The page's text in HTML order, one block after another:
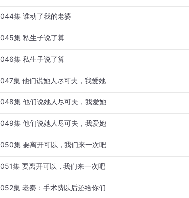
044集 谁动了我的老婆
045集 私生子说了算
046集 私生子说了算
047集 他们说她人尽可夫，我爱她
048集 他们说她人尽可夫，我爱她
049集 他们说她人尽可夫，我爱她
050集 要离开可以，我们来一次吧
051集 要离开可以，我们来一次吧
052集 老秦：手术费以后还给你们